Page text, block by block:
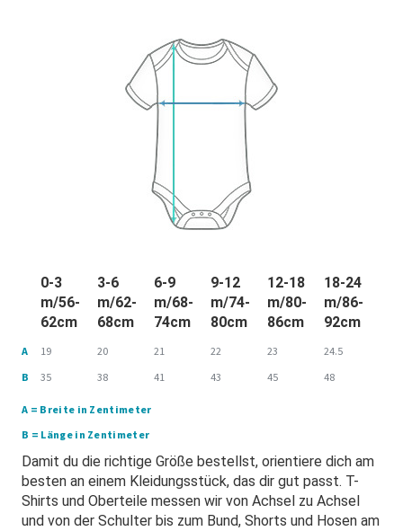
0-3
m/56-
62cm
3-6
m/62-
68cm
6-9
m/68-
74cm
9-12
m/74-
80cm
12-18
m/80-
86cm
18-24
m/86-
92cm
A 19 20 21 22 23
24.5
B
35 38 41 43 45 48
A = Breite in Zentimeter
B = Länge in Zentimeter
Damit du die richtige Größe bestellst, orientiere dich am
besten an einem Kleidungsstück, das dir gut passt. T-
Shirts und Oberteile messen wir von Achsel zu Achsel
und von der Schulter bis zum Bund, Shorts und Hosen am